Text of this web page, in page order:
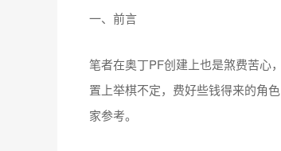
一、前言
笔者在奥丁PF创建上也是煞费苦心
置上举棋不定，费好些钱得来的角
家参考。